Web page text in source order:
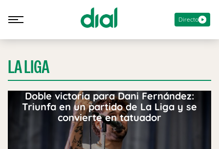
Directo
LA LIGA
Doble victoria para Dani Fernández:
Triunfa en un partido de La Liga y se
convierte en tatuador